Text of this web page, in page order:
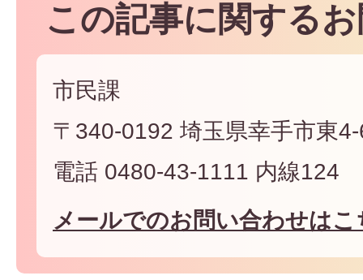
この記事に関する
市民課
〒340-0192 埼玉県幸手市東
電話 0480-43-1111 内線124
メールでのお問い合わせは